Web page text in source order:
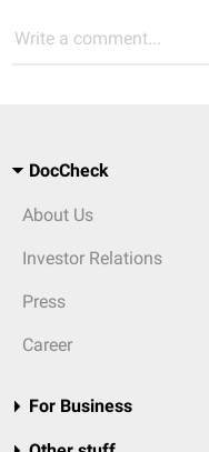
Write a comment...
DocCheck
About Us
Investor Relations
Press
Career
For Business